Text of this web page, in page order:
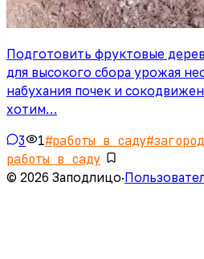
Подготовить фруктовые
для высокого сбора урожая
набухания почек и
хотим…
3 1#работы в саду#
работы в саду
© 2026 Заподлицо·